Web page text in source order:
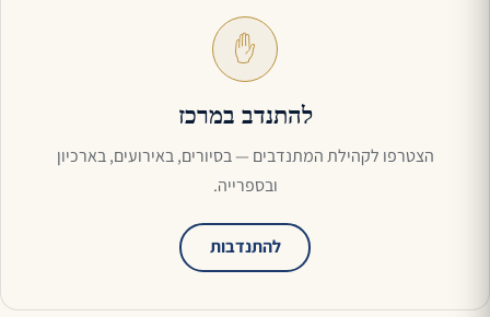
✋
להתנדב במרכז
הצטרפו לקהילת המתנדבים — בסיורים, באירועים, בארכיון
ובספרייה.
להתנדבות